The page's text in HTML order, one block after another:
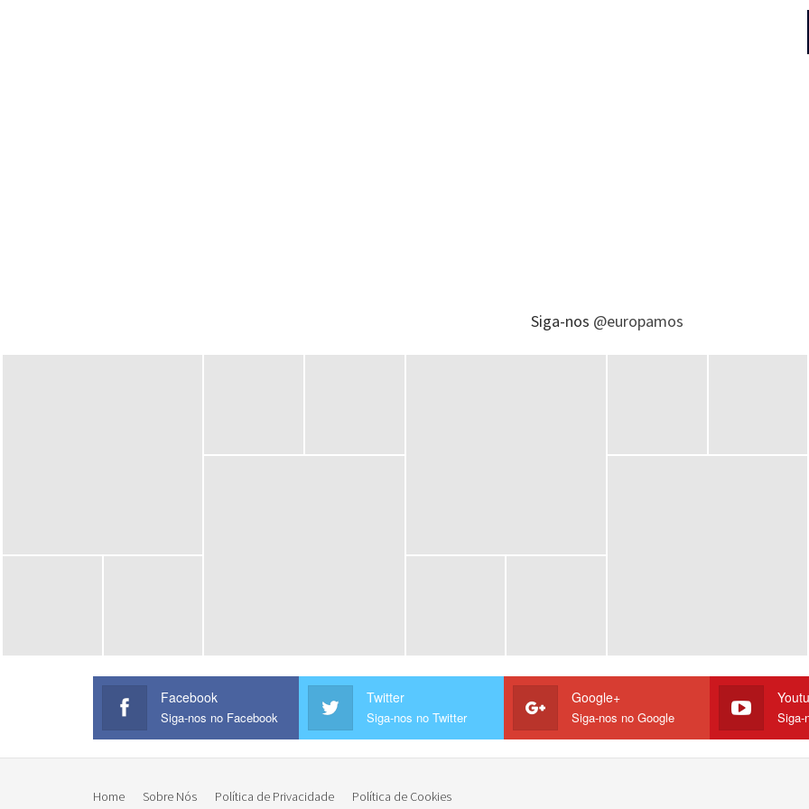
Siga-nos @europamos
Facebook
Siga-nos no Facebook
Twitter
Siga-nos no Twitter
Google+
Siga-nos no Google Siga-
Home Sobre Nós Política de Privacidade Política de Cookies